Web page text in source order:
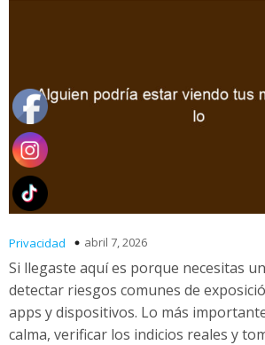
Privacidad abril 7, 2026
Si llegaste aquí es porque necesitas
detectar riesgos comunes de
apps y dispositivos. Lo más
calma, verificar los indicios reales y